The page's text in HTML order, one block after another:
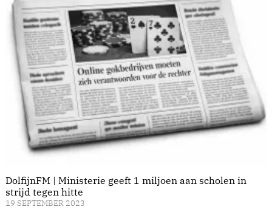
DolfijnFM | Ministerie geeft 1 miljoen aan scholen in
strijd tegen hitte
19 SEPTEMBER 2023